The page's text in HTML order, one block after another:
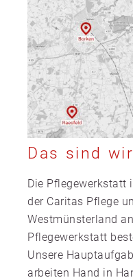
Das sind wir
Die Pflegewerkstatt
der Caritas Pflege
Westmünsterland
Pflegewerkstatt
Unsere
arbeiten Hand in